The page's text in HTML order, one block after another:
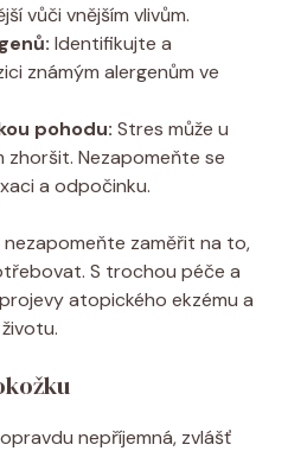
vůči‌ vnějším vlivům.
Identifikujte a
známým ​alergenům ve
pohodu: Stres může u
zhoršit.⁣ Nezapomeňte se
a odpočinku.
zaměřit na to,
S ⁢trochou ‌péče ⁢a
atopického ekzému ‍a
nepříjemná, zvlášť